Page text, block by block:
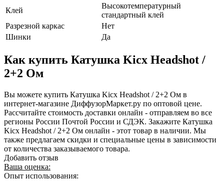
Клей
Высокотемпературный
стандартный клей
Разрезной каркас
Нет
Шинки
Да
Как купить Катушка Kicx Headshot /
2+2 Ом
Вы можете купить Катушка Kicx Headshot / 2+2 Ом в
интернет-магазине ДиффузорМаркет.ру по оптовой цене.
Рассчитайте стоимость доставки онлайн - отправляем во все
регионы России Почтой России и СДЭК. Закажите Катушка
Kicx Headshot / 2+2 Ом онлайн - этот товар в наличии. Мы
также предлагаем скидки и специальные цены в зависимости
от количества заказываемого товара.
Добавить отзыв
Ваша оценка:
Опыт использования: